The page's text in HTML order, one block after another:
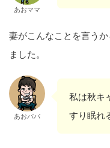
あおママ
妻がこんなことを言う
ました。
あおパパ
私は秋キ
すり眠れ